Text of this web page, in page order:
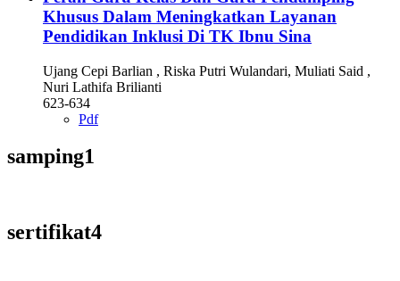
Khusus Dalam Meningkatkan Layanan
Pendidikan Inklusi Di TK Ibnu Sina
Ujang Cepi Barlian , Riska Putri Wulandari, Muliati Said ,
Nuri Lathifa Brilianti
623-634
Pdf
samping1
sertifikat4